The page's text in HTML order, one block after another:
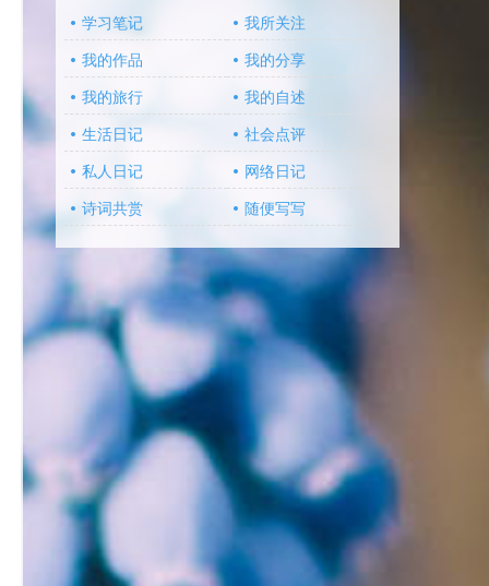
学习笔记 我所关注
我的作品 我的分享
我的旅行 我的自述
生活日记 社会点评
私人日记 网络日记
诗词共赏 随便写写